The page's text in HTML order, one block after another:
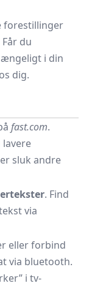
forestillinger
du
i din
dig.
fast.com.
sluk andre
. Find
via
eller forbind
via bluetooth.
i tv-